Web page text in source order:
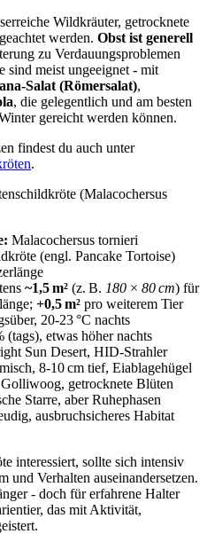
Wildkräuter, getrocknete
werden. Obst ist generell
zu Verdauungsproblemen
sind meist ungeeignet - mit
Salat (Römersalat),
, die gelegentlich und am besten
gereicht werden können.
findest du auch unter
.
(Malacochersus
Malacochersus tornieri
(engl. Pancake Tortoise)
~1,5 m² (z. B. 180 × 80 cm) für
+0,5 m² pro weiterem Tier
20-23 °C nachts
(tags), etwas höher nachts
Sun Desert, HID-Strahler
8-10 cm tief, Eiablagehügel
getrocknete Blüten
Starre, aber Ruhephasen
ausbruchsicheres Habitat
interessiert, sollte sich intensiv
und Verhalten auseinandersetzen.
- doch für erfahrene Halter
das mit Aktivität,